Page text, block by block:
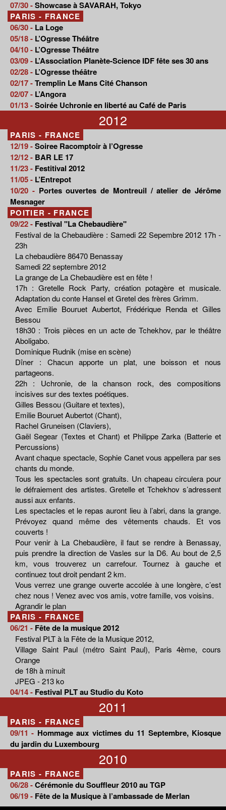
07/30 -Showcase à SAVARAH, Tokyo
PARIS - FRANCE
06/30 - La Loge
05/18 - L’Ogresse Théâtre
04/10 - L’Ogresse Théâtre
03/09 - L’Association Planète-Science IDF fête ses 30 ans
02/28 - L’Ogresse théâtre
02/17 -Tremplin Le Mans Cité Chanson
02/07 - L’Angora
01/13 -Soirée Uchronie en liberté au Café de Paris
2012
PARIS - FRANCE
12/19 -Soiree Racomptoir à l’Ogresse
12/12 - BAR LE 17
11/23 - Festitival 2012
11/05 - L’Entrepot
10/20 - Portes ouvertes de Montreuil / atelier de Jérôme
Mesnager
POITIER - FRANCE
09/22 - Festival "La Chebaudière"
Festival de la Chebaudière : Samedi 22 Sepembre 2012 17h -
23h
La chebaudière 86470 Benassay
Samedi 22 septembre 2012
La grange de La Chebaudière est en fête !
17h : Gretelle Rock Party, création potagère et musicale.
Adaptation du conte Hansel et Gretel des frères Grimm.
Avec Emilie Bouruet Aubertot, Frédérique Renda et Gilles
Bessou
18h30 : Trois pièces en un acte de Tchekhov, par le théâtre
Aboligabo.
Dominique Rudnik (mise en scène)
Dîner : Chacun apporte un plat, une boisson et nous
partageons.
22h : Uchronie, de la chanson rock, des compositions
incisives sur des textes poétiques.
Gilles Bessou (Guitare et textes),
Emilie Bouruet Aubertot (Chant),
Rachel Gruneisen (Claviers),
Gaël Segear (Textes et Chant) et Philippe Zarka (Batterie et
Percussions)
Avant chaque spectacle, Sophie Canet vous appellera par ses
chants du monde.
Tous les spectacles sont gratuits. Un chapeau circulera pour
le défraiement des artistes. Gretelle et Tchekhov s’adressent
aussi aux enfants.
Les spectacles et le repas auront lieu à l’abri, dans la grange.
Prévoyez quand même des vêtements chauds. Et vos
couverts !
Pour venir à La Chebaudière, il faut se rendre à Benassay,
puis prendre la direction de Vasles sur la D6. Au bout de 2,5
km, vous trouverez un carrefour. Tournez à gauche et
continuez tout droit pendant 2 km.
Vous verrez une grange ouverte accolée à une longère, c’est
chez nous ! Venez avec vos amis, votre famille, vos voisins.
Agrandir le plan
PARIS - FRANCE
06/21 - Fête de la musique 2012
Festival PLT à la Fête de la Musique 2012,
Village Saint Paul (métro Saint Paul), Paris 4ème, cours
Orange
de 18h à minuit
JPEG - 213 ko
04/14 - Festival PLT au Studio du Koto
2011
PARIS - FRANCE
09/11 - Hommage aux victimes du 11 Septembre, Kiosque
du jardin du Luxembourg
2010
PARIS - FRANCE
06/28 -Cérémonie du Souffleur 2010 au TGP
06/19 - Fête de la Musique à l’ambassade de Merlan